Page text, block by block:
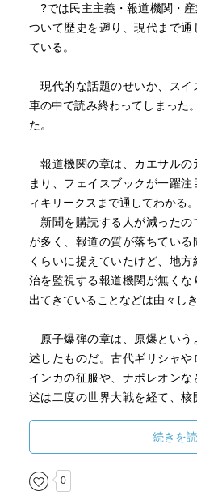
「だれに投票しても同じ」だ
ようでもあります。
「政策を考えだすのが官僚で
承認するだけならば、
選挙で政治家を選ぶ意味は薄れ
治家になっても、
どの政党が与党になっても、
う幻滅も生まれてきています。」
しかし、そうではない部分もあ
政策の大きな方針を決めること
例えば今回の選挙ですと、原
択肢がありましたし、
ついてもありました。
投票するのには少なからず勉強
面倒くさいで済んでしまうこ
年代別投票率を見ると、20代
行かない傾向が強かったりしま
僕なんかもそうですが、政治と
どこから食いついていいかさえも
?では民主主義・報道機関・
ついて歴史を遡り、現代まで通
ている。
現代的な話題のせいか、スイ
車の中で読み終わってしまった
た。
報道機関の章は、カエサルの
まり、フェイスブックが一躍
ィキリークスまで通してわかる。
新聞を購読する人が減ったの
が多く、報道の質が落ちてい
くらいに捉えていたけど、地
治を監視する報道機関が無く
出てきていることなどは由々しき
原子爆弾の章は、原爆という
述したものだ。古代ギリシャや
インカの征服や、ナポレオン
述は二度の世界大戦を経て、
などの新たな危険が浮かび上
兵器かと思いきや、サイバー
る。人類はなんて愚かなんだと
からつぎと戦争と兵器を生み出
続きを
0